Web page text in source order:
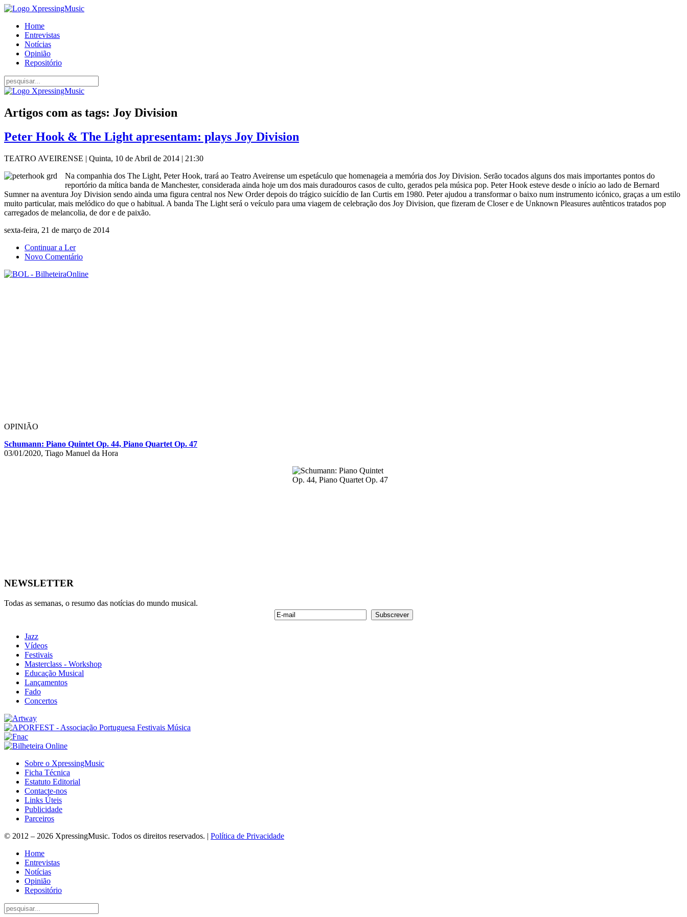
Home
Entrevistas
Notícias
Opinião
Repositório
Artigos com as tags: Joy Division
Peter Hook & The Light apresentam: plays Joy Division
TEATRO AVEIRENSE | Quinta, 10 de Abril de 2014 | 21:30
Na companhia dos The Light, Peter Hook, trará ao Teatro Aveirense um espetáculo que homenageia a memória dos Joy Division. Serão tocados alguns dos mais importantes pontos do
reportório da mítica banda de Manchester, considerada ainda hoje um dos mais duradouros casos de culto, gerados pela música pop. Peter Hook esteve desde o início ao lado de Bernard
Sumner na aventura Joy Division sendo ainda uma figura central nos New Order depois do trágico suicídio de Ian Curtis em 1980. Peter ajudou a transformar o baixo num instrumento icónico, graças a um estilo
muito particular, mais melódico do que o habitual. A banda The Light será o veículo para uma viagem de celebração dos Joy Division, que fizeram de Closer e de Unknown Pleasures autênticos tratados pop
carregados de melancolia, de dor e de paixão.
sexta-feira, 21 de março de 2014
Continuar a Ler
Novo Comentário
OPINIÃO
Schumann: Piano Quintet Op. 44, Piano Quartet Op. 47
03/01/2020, Tiago Manuel da Hora
NEWSLETTER
Todas as semanas, o resumo das notícias do mundo musical.
Jazz
Vídeos
Festivais
Masterclass - Workshop
Educação Musical
Lançamentos
Fado
Concertos
Sobre o XpressingMusic
Ficha Técnica
Estatuto Editorial
Contacte-nos
Links Úteis
Publicidade
Parceiros
© 2012 – 2026 XpressingMusic. Todos os direitos reservados. | Política de Privacidade
Home
Entrevistas
Notícias
Opinião
Repositório